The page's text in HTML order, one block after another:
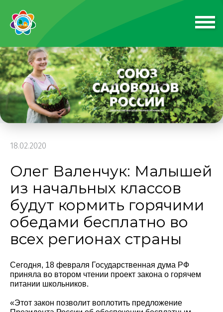
18.02.2020
Олег Валенчук: Малышей
из начальных классов
будут кормить горячими
обедами бесплатно во
всех регионах страны
Сегодня, 18 февраля Государственная дума РФ
приняла во втором чтении проект закона о горячем
питании школьников.
«Этот закон позволит воплотить предложение